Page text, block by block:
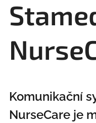
Komunikační
NurseCare je